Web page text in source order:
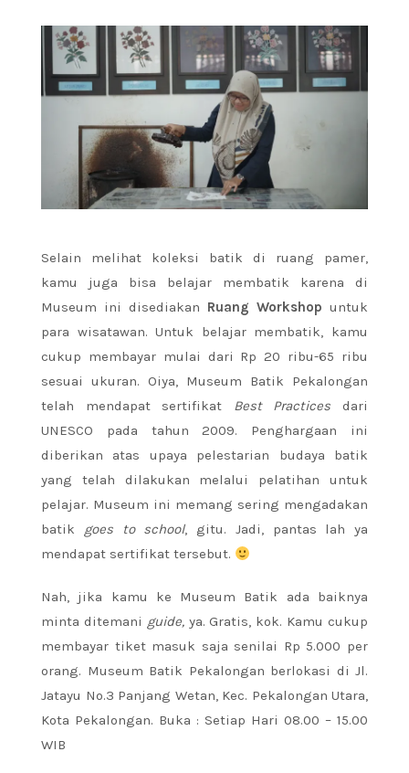
Selain melihat koleksi batik di ruang pamer,
kamu juga bisa belajar membatik karena di
Museum ini disediakan Ruang Workshop untuk
para wisatawan. Untuk belajar membatik, kamu
cukup membayar mulai dari Rp 20 ribu-65 ribu
sesuai ukuran. Oiya, Museum Batik Pekalongan
telah mendapat sertifikat Best Practices dari
UNESCO pada tahun 2009. Penghargaan ini
diberikan atas upaya pelestarian budaya batik
yang telah dilakukan melalui pelatihan untuk
pelajar. Museum ini memang sering mengadakan
batik goes to school, gitu. Jadi, pantas lah ya
mendapat sertifikat tersebut.
Nah, jika kamu ke Museum Batik ada baiknya
minta ditemani guide, ya. Gratis, kok. Kamu cukup
membayar tiket masuk saja senilai Rp 5.000 per
orang. Museum Batik Pekalongan berlokasi di Jl.
Jatayu No.3 Panjang Wetan, Kec. Pekalongan Utara,
Kota Pekalongan. Buka : Setiap Hari 08.00 – 15.00
WIB